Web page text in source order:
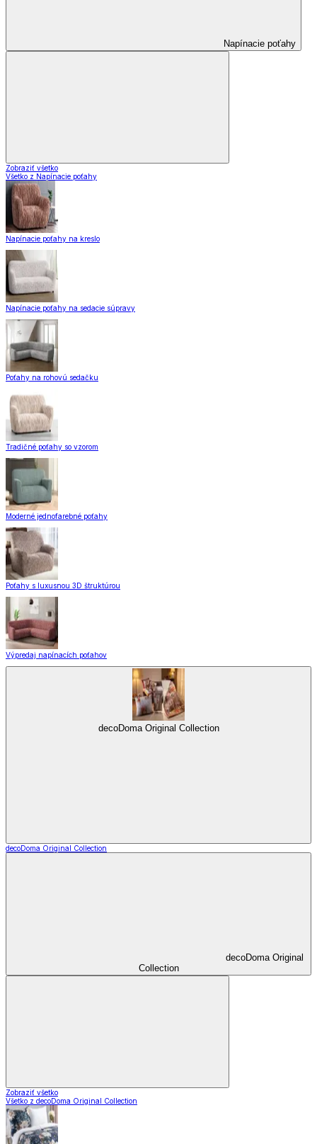
Napínacie poťahy
Zobraziť všetko
Všetko z Napínacie poťahy
Napínacie poťahy na kreslo
Napínacie poťahy na sedacie súpravy
Poťahy na rohovú sedačku
Tradičné poťahy so vzorom
Moderné jednofarebné poťahy
Poťahy s luxusnou 3D štruktúrou
Výpredaj napínacích poťahov
decoDoma Original Collection
decoDoma Original Collection
decoDoma Original
Collection
Zobraziť všetko
Všetko z decoDoma Original Collection